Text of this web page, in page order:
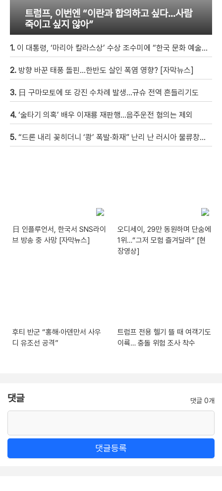
트럼프, 이번엔 “이란과 합의하고 싶다…사람
죽이고 싶지 않아”
1. 이 대통령, ‘마리아 칼라스상’ 수상 조수미에 “한국 문화 예술의 새로운 이정표 세웠다”
2. 방향 바꾼 태풍 돌핀…한반도 살인 폭염 영향? [자막뉴스]
3. 日 구마모토에 또 강진 수차례 발생…규슈 전역 흔들리기도
4. ‘술타기 의혹’ 배우 이재룡 재판행…음주운전 혐의는 제외
5. “드론 내리 꽂히더니 ‘쾅’ 폭발·화재” 난리 난 러시아 물류창고…우크라이나, 박살날 때까지 공습한다? [현장영상]
日 인플루언서, 한국서 SNS라이
브 방송 중 사망 [자막뉴스]
오디세이, 29만 동원하며 단숨에
1위…“그저 모험 즐겨달라” [현
장영상]
후티 반군 “홍해·아덴만서 사우
디 유조선 공격”
트럼프 전용 헬기 뜰 때 여객기도
이륙… 충돌 위험 조사 착수
댓글 댓글 0개
댓글등록